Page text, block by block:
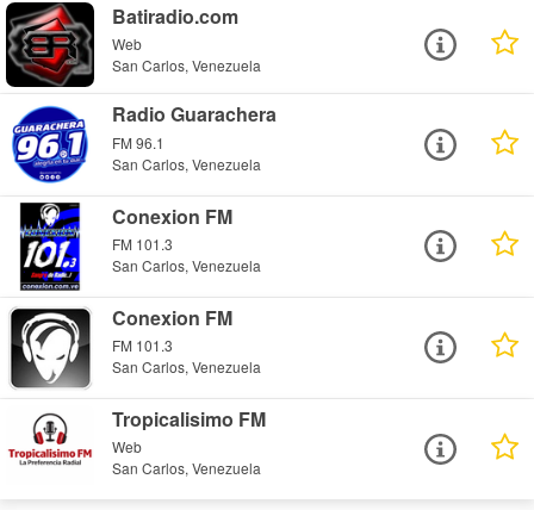
Batiradio.com
Web
San Carlos, Venezuela
Radio Guarachera
FM 96.1
San Carlos, Venezuela
Conexion FM
FM 101.3
San Carlos, Venezuela
Conexion FM
FM 101.3
San Carlos, Venezuela
Tropicalisimo FM
Web
San Carlos, Venezuela